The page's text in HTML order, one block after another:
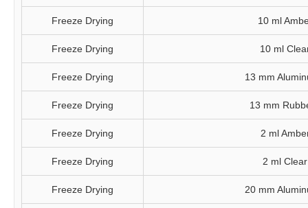
Freeze Drying 10 ml
Freeze Drying 10 ml
Freeze Drying 13 mm
Freeze Drying 13 mm
Freeze Drying 2 ml
Freeze Drying 2 ml
Freeze Drying 20 mm